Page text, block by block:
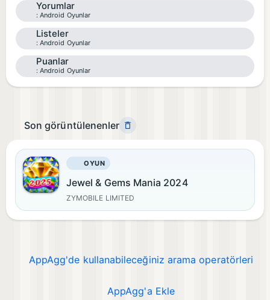
Yorumlar
Android Oyunlar
Listeler
Android Oyunlar
Puanlar
Android Oyunlar
Son görüntülenenler
OYUN
Jewel & Gems Mania 2024
ZYMOBILE LIMITED
AppAgg'de kullanabileceğiniz arama operatörleri
AppAgg'a Ekle